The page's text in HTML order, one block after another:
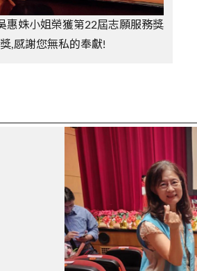
惠姝小姐榮獲第22屆志願服務獎
,感謝您無私的奉獻!